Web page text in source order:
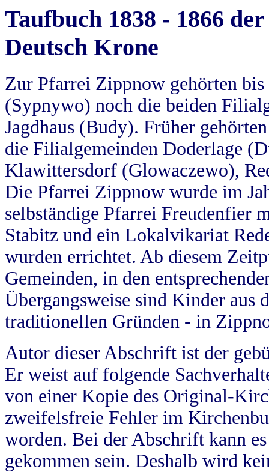
Taufbuch 1838 - 1866
Deutsch Krone
Zur Pfarrei Zippnow gehörten
(Sypnywo) noch die beiden
Jagdhaus (Budy). Früher
die Filialgemeinden Doderlage
Klawittersdorf (Glowaczewo),
Die Pfarrei Zippnow wurde im
selbständige Pfarrei Freudenfier
Stabitz und ein Lokalvikariat
wurden errichtet. Ab diesem
Gemeinden, in den
Übergangsweise sind Kinder aus
traditionellen Gründen - in
Autor dieser Abschrift ist der
Er weist auf folgende
von einer Kopie des Original-
zweifelsfreie Fehler im
worden. Bei der Abschrift kann
gekommen sein. Deshalb wird